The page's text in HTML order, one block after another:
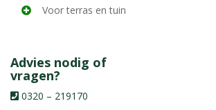
Voor terras en tuin
Advies nodig of
vragen?
0320 – 219170